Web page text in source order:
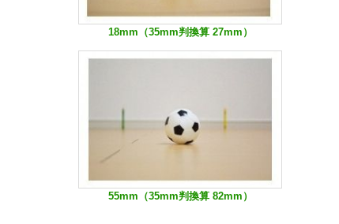
18mm（35mm判換算 27mm）
55mm（35mm判換算 82mm）